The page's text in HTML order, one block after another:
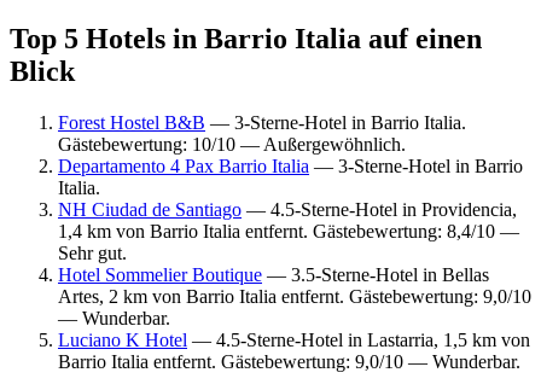
Top 5 Hotels in Barrio Italia auf einen
Blick
Forest Hostel B&B — 3-Sterne-Hotel in Barrio Italia.
Gästebewertung: 10/10 — Außergewöhnlich.
Departamento 4 Pax Barrio Italia — 3-Sterne-Hotel in Barrio
Italia.
NH Ciudad de Santiago — 4.5-Sterne-Hotel in Providencia,
1,4 km von Barrio Italia entfernt. Gästebewertung: 8,4/10 —
Sehr gut.
Hotel Sommelier Boutique — 3.5-Sterne-Hotel in Bellas
Artes, 2 km von Barrio Italia entfernt. Gästebewertung: 9,0/10
— Wunderbar.
Luciano K Hotel — 4.5-Sterne-Hotel in Lastarria, 1,5 km von
Barrio Italia entfernt. Gästebewertung: 9,0/10 — Wunderbar.